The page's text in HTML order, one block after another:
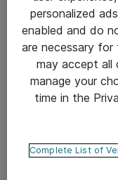
maailman
joukkoon,
Atea sai
CDP:ltä
paikan
personalized
enabled and do
are necessary
may accept all
manage your
time in the
Complete List of